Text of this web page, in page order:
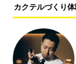
カクテルづくり